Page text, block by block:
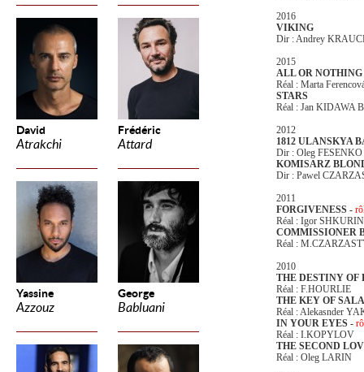
David
Atrakchi
Frédéric
Attard
Yassine
Azzouz
George
Babluani
2016
VIKING
Dir : Andrey
2015
ALL OR
Réal : Marta
STARS
Réal : Jan KIDAWA
2012
1812 ULANSKYA
Dir : Oleg FESENKO
KOMISARZ
Dir : Pawel
2011
FORGIVENESS -
Réal : Igor SHKURIN
COMMISSIONER
Réal :
2010
THE DESTINY OF
Réal : F.HOURLIE
THE KEY OF
Réal : Alekasnder
IN YOUR EYES -
Réal : I.KOPYLOV
THE SECOND
Réal : Oleg LARIN